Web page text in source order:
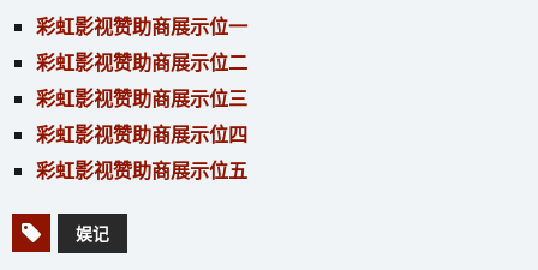
彩虹影视赞助商展示位一
彩虹影视赞助商展示位二
彩虹影视赞助商展示位三
彩虹影视赞助商展示位四
彩虹影视赞助商展示位五
娱记